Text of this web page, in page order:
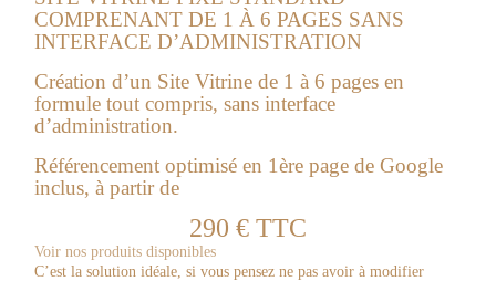
COMPRENANT DE 1 À 6 PAGES SANS
INTERFACE D’ADMINISTRATION
Création d’un Site Vitrine de 1 à 6 pages en
formule tout compris, sans interface
d’administration.
Référencement optimisé en 1ère page de Google
inclus, à partir de
290 € TTC
Voir nos produits disponibles
C’est la solution idéale, si vous pensez ne pas avoir à modifier